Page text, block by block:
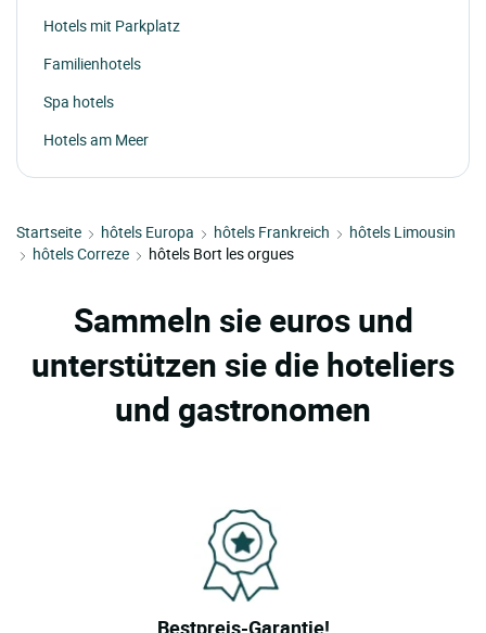
Hotels mit Parkplatz
Familienhotels
Spa hotels
Hotels am Meer
Startseite hôtels Europa hôtels Frankreich
hôtels Limousin
hôtels Correze
hôtels Bort les orgues
Sammeln sie euros und
unterstützen sie die hoteliers
und gastronomen